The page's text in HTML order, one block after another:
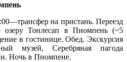
на пристань. Переезд
озеру Тонлесап в Пномпень (~5
в гостинице. Обед. Экскурсия
музей, Серебряная пагода
Ночь в Пномпене.